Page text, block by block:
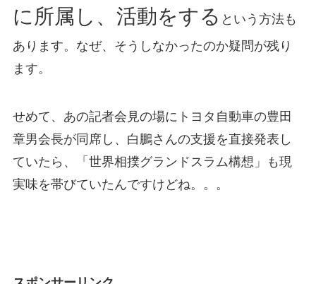
に所属し、活動をする という方法も
あります。なぜ、そうしなかったのか疑問が残り
ます。
せめて、あの記者会見の場にトヨタ自動車の豊田
章男会長が同席し、白鵬さんの支援を直接発表し
ていたら、「世界相撲グランドスラム構想」も現
実味を帯びていたんですけどね。。。